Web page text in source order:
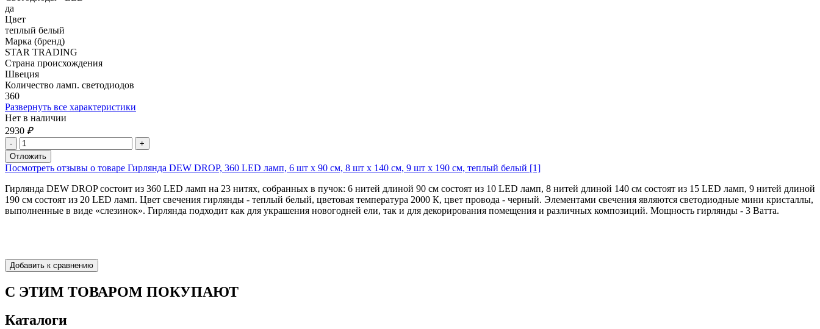
да
Цвет
теплый белый
Марка (бренд)
STAR TRADING
Страна происхождения
Швеция
Количество ламп. светодиодов
360
Развернуть все характеристики
Нет в наличии
2930 ₽
Посмотреть отзывы о товаре Гирлянда DEW DROP, 360 LED ламп, 6 шт х 90 см, 8 шт х 140 см, 9 шт х 190 см, теплый белый [1]
Гирлянда DEW DROP состоит из 360 LED ламп на 23 нитях, собранных в пучок: 6 нитей длиной 90 см состоят из 10 LED ламп, 8 нитей длиной 140 см состоят из 15 LED ламп, 9 нитей длиной
190 см состоят из 20 LED ламп. Цвет свечения гирлянды - теплый белый, цветовая температура 2000 К, цвет провода - черный. Элементами свечения являются светодиодные мини кристаллы,
выполненные в виде «слезинок». Гирлянда подходит как для украшения новогодней ели, так и для декорирования помещения и различных композиций. Мощность гирлянды - 3 Ватта.
С ЭТИМ ТОВАРОМ ПОКУПАЮТ
Каталоги